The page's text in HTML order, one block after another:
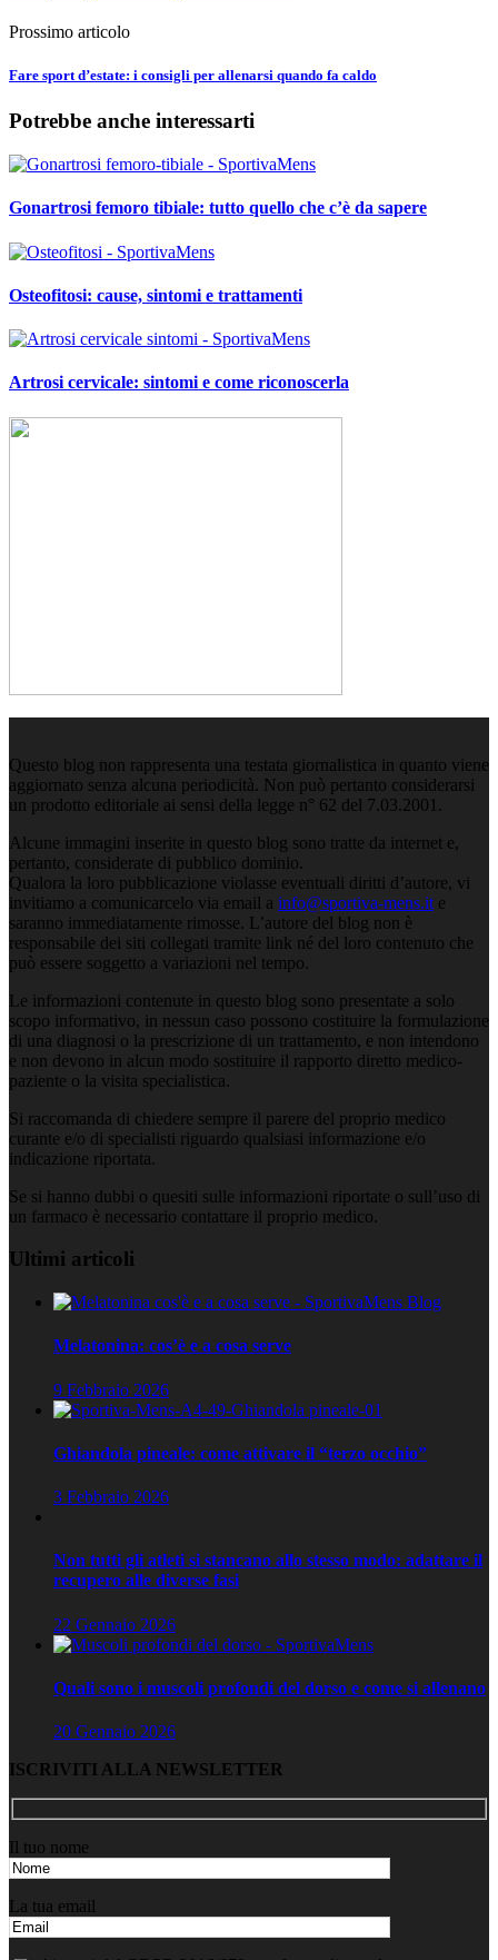
Prossimo articolo
Fare sport d’estate: i consigli per allenarsi quando fa caldo
Potrebbe anche interessarti
Gonartrosi femoro tibiale: tutto quello che c’è da sapere
Osteofitosi: cause, sintomi e trattamenti
Artrosi cervicale: sintomi e come riconoscerla
Questo blog non rappresenta una testata giornalistica in quanto viene
aggiornato senza alcuna periodicità. Non può pertanto considerarsi
un prodotto editoriale ai sensi della legge n° 62 del 7.03.2001.
Alcune immagini inserite in questo blog sono tratte da internet e,
pertanto, considerate di pubblico dominio.
Qualora la loro pubblicazione violasse eventuali diritti d’autore, vi
invitiamo a comunicarcelo via email a info@sportiva-mens.it e
saranno immediatamente rimosse. L’autore del blog non è
responsabile dei siti collegati tramite link né del loro contenuto che
può essere soggetto a variazioni nel tempo.
Le informazioni contenute in questo blog sono presentate a solo
scopo informativo, in nessun caso possono costituire la formulazione
di una diagnosi o la prescrizione di un trattamento, e non intendono
e non devono in alcun modo sostituire il rapporto diretto medico-
paziente o la visita specialistica.
Si raccomanda di chiedere sempre il parere del proprio medico
curante e/o di specialisti riguardo qualsiasi informazione e/o
indicazione riportata.
Se si hanno dubbi o quesiti sulle informazioni riportate o sull’uso di
un farmaco è necessario contattare il proprio medico.
Ultimi articoli
Melatonina: cos’è e a cosa serve
9 Febbraio 2026
Ghiandola pineale: come attivare il “terzo occhio”
3 Febbraio 2026
Non tutti gli atleti si stancano allo stesso modo: adattare il
recupero alle diverse fasi
22 Gennaio 2026
Quali sono i muscoli profondi del dorso e come si allenano
20 Gennaio 2026
ISCRIVITI ALLA NEWSLETTER
Il tuo nome
La tua email